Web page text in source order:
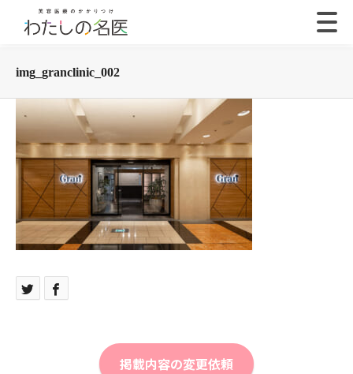
img_granclinic_002
掲載内容の変更依頼